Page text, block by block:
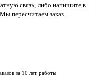
связь, либо напишите в
пересчитаем заказ.
за 10 лет работы